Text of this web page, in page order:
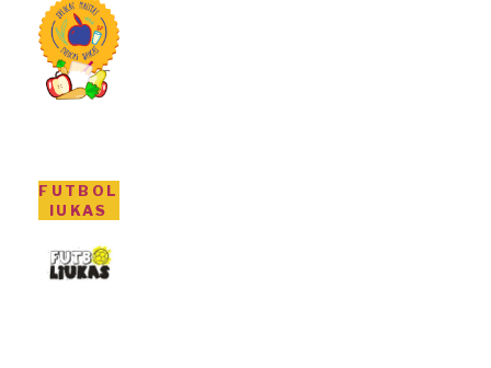
FUTBOL
IUKAS